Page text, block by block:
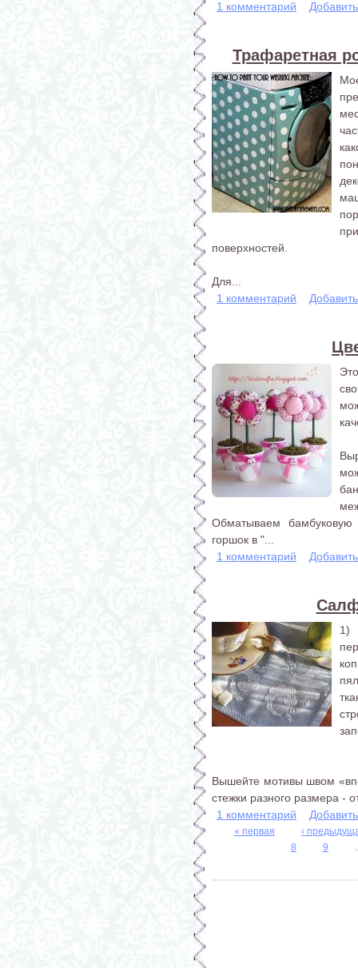
1 комментарий
Трафаретная
поверхностей.
Для...
1 комментарий
Обматываем
горшок в "...
1 комментарий
1)
Вышейте мотивы швом
стежки разного размера -
1 комментарий
« первая
‹
8
9